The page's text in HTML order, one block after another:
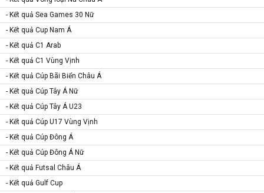
- Kết quả Sea Games 30 Nữ
- Kết quả Cup Nam Á
- Kết quả C1 Arab
- Kết quả C1 Vùng Vịnh
- Kết quả Cúp Bãi Biển Châu Á
- Kết quả Cúp Tây Á Nữ
- Kết quả Cúp Tây Á U23
- Kết quả Cúp U17 Vùng Vịnh
- Kết quả Cúp Đông Á
- Kết quả Cúp Đông Á Nữ
- Kết quả Futsal Châu Á
- Kết quả Gulf Cup